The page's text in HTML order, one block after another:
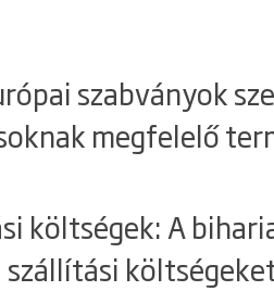
szabványok
megfelelő
költségek: A